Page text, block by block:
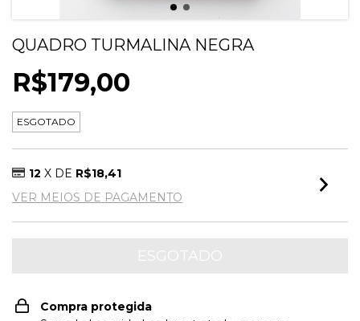
QUADRO TURMALINA NEGRA
R$179,00
ESGOTADO
12 X DE R$18,41
VER MEIOS DE PAGAMENTO
Compra protegida